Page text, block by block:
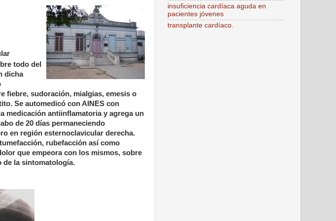
todo del
dicha
fiebre, sudoración, mialgias, emesis o
Se automedicó con AINES con
medicación antiinflamatoria y agrega un
de 20 días permaneciendo
en región esternoclavicular derecha.
rubefacción así como
que empeora con los mismos, sobre
de la sintomatología.
insuficiencia cardíaca aguda en
pacientes jóvenes
transplante cardíaco.